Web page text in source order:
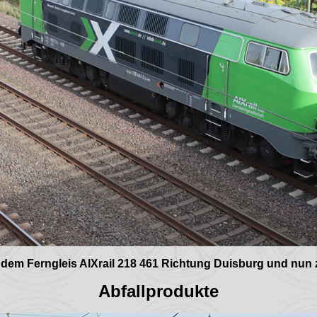
Ferngleis AIXrail 218 461 Richtung Duisburg und nun
Abfallprodukte